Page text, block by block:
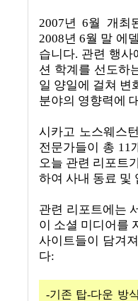
2007년 6월 개최
2008년 6월 말 에
습니다. 관련 행사
션 학계를 선도하
일 양일에 걸쳐 변
분야의 영향력에
시카고 노스웨스
전문가들이 총 11
오늘 관련 리포트
하여 사내 동료 및
관련 리포트에는
이 소셜 미디어를
사이트들이 담겨
다:
-기존 탑-다운 방